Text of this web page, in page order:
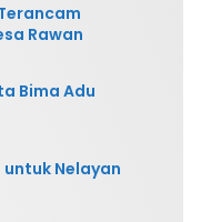
Rawan
Bima Adu
Nelayan